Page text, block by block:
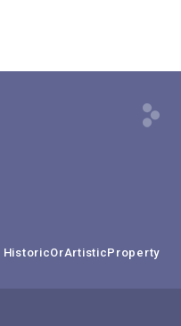
HistoricOrArtisticProperty